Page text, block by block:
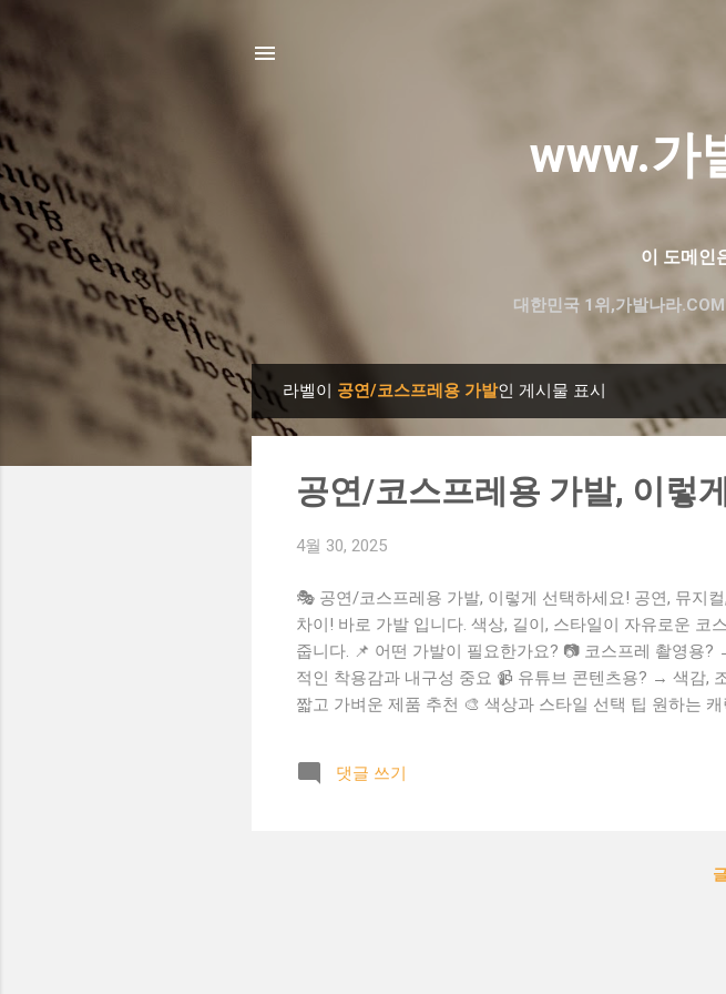
www.가
이 도메인
대한민국 1위,가발나라.COM
글 라벨이 공연/코스프레용 가발인 게시물 표시
공연/코스프레용 가발, 이렇
4월 30, 2025
🎭 공연/코스프레용 가발, 이렇게 선택하세요! 공연, 뮤지
차이! 바로 가발 입니다. 색상, 길이, 스타일이 자유로운
줍니다. 📌 어떤 가발이 필요한가요? 📷 코스프레 촬영
적인 착용감과 내구성 중요 📹 유튜브 콘텐츠용? → 색감,
짧고 가벼운 제품 추천 🎨 색상과 스타일 선택 팁 원하는
코스프레 가발 관리법 ✅ 착용 후 브러시로 엉킴 제거 ✅
요! 코스프레/공연 가발 콘텐츠를 위한 완벽한 브랜드 도
댓글 쓰기